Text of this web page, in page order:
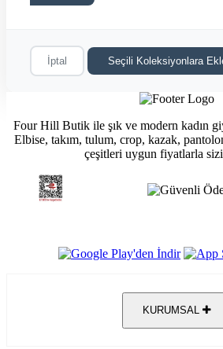
İptal Seçili Koleksiyonlara
Four Hill Butik ile şık ve modern kadın
Elbise, takım, tulum, crop, kazak,
çeşitleri uygun fiyatlarla
KURUMSAL